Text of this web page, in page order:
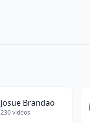
Josue Brandao
230videos